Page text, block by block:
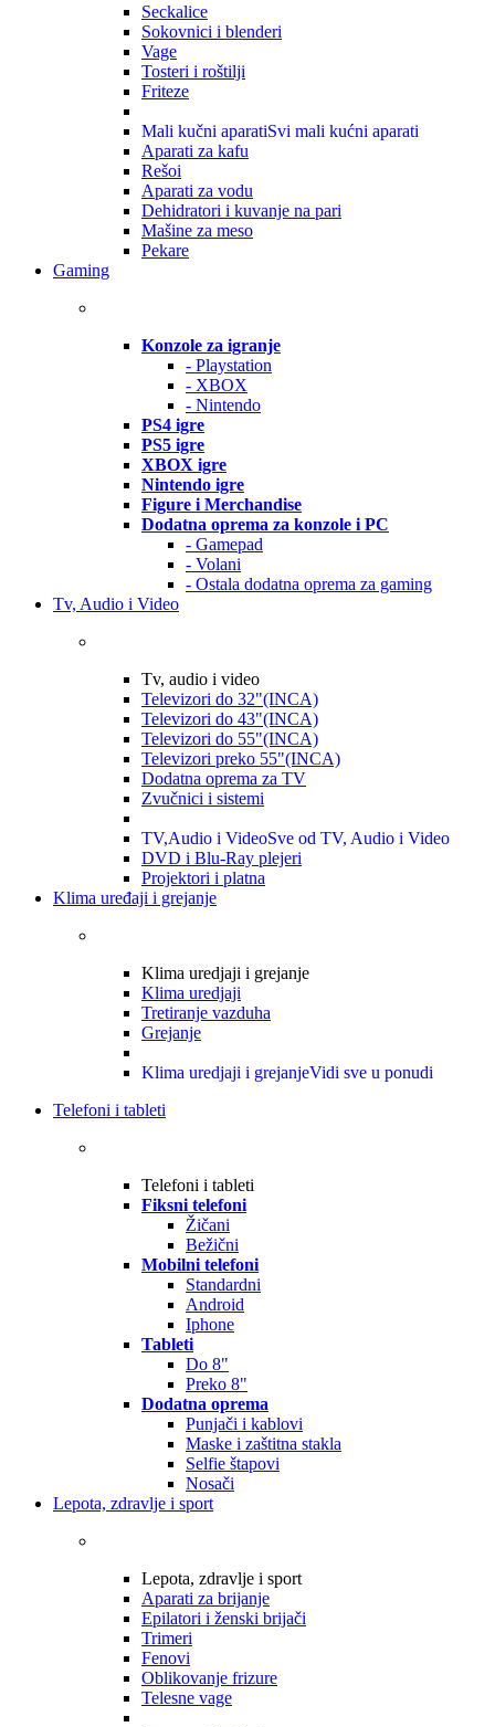
Seckalice
Sokovnici i blenderi
Vage
Tosteri i roštilji
Friteze
Mali kučni aparatiSvi mali kućni aparati
Aparati za kafu
Rešoi
Aparati za vodu
Dehidratori i kuvanje na pari
Mašine za meso
Pekare
Gaming
Konzole za igranje
- Playstation
- XBOX
- Nintendo
PS4 igre
PS5 igre
XBOX igre
Nintendo igre
Figure i Merchandise
Dodatna oprema za konzole i PC
- Gamepad
- Volani
- Ostala dodatna oprema za gaming
Tv, Audio i Video
Tv, audio i video
Televizori do 32"(INCA)
Televizori do 43"(INCA)
Televizori do 55"(INCA)
Televizori preko 55"(INCA)
Dodatna oprema za TV
Zvučnici i sistemi
TV,Audio i VideoSve od TV, Audio i Video
DVD i Blu-Ray plejeri
Projektori i platna
Klima uređaji i grejanje
Klima uredjaji i grejanje
Klima uredjaji
Tretiranje vazduha
Grejanje
Klima uredjaji i grejanjeVidi sve u ponudi
Telefoni i tableti
Telefoni i tableti
Fiksni telefoni
Žičani
Bežični
Mobilni telefoni
Standardni
Android
Iphone
Tableti
Do 8"
Preko 8"
Dodatna oprema
Punjači i kablovi
Maske i zaštitna stakla
Selfie štapovi
Nosači
Lepota, zdravlje i sport
Lepota, zdravlje i sport
Aparati za brijanje
Epilatori i ženski brijači
Trimeri
Fenovi
Oblikovanje frizure
Telesne vage